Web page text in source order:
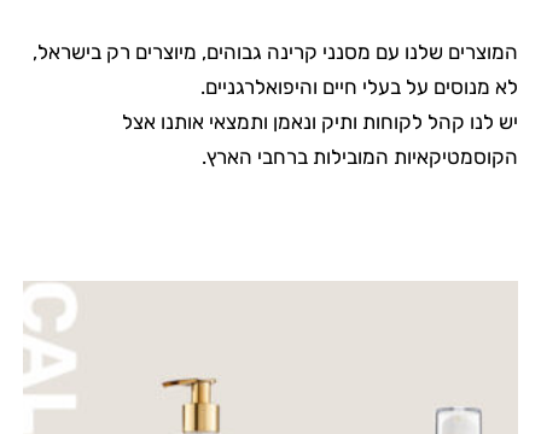
המוצרים שלנו עם מסנני קרינה גבוהים, מיוצרים רק בישראל,
לא מנוסים על בעלי חיים והיפואלרגניים.
יש לנו קהל לקוחות ותיק ונאמן ותמצאי אותנו אצל
הקוסמטיקאיות המובילות ברחבי הארץ.